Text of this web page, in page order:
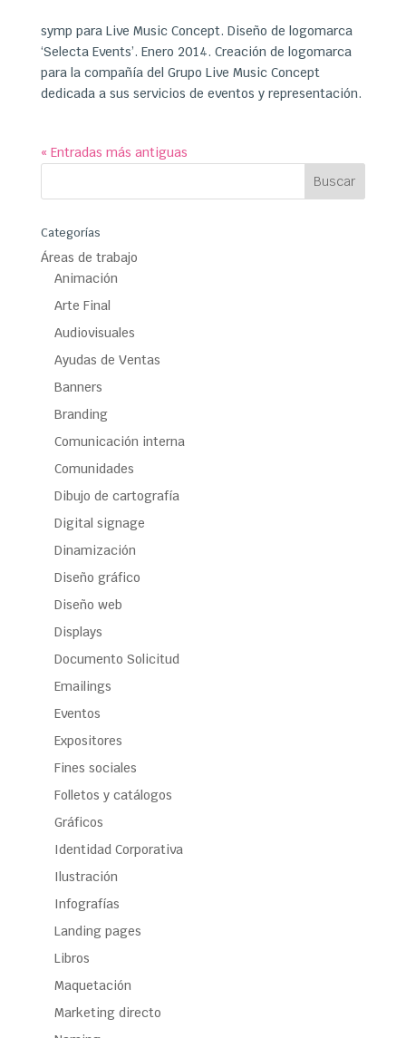
symp para Live Music Concept. Diseño de logomarca
‘Selecta Events’. Enero 2014. Creación de logomarca
para la compañía del Grupo Live Music Concept
dedicada a sus servicios de eventos y representación.
« Entradas más antiguas
Categorías
Áreas de trabajo
Animación
Arte Final
Audiovisuales
Ayudas de Ventas
Banners
Branding
Comunicación interna
Comunidades
Dibujo de cartografía
Digital signage
Dinamización
Diseño gráfico
Diseño web
Displays
Documento Solicitud
Emailings
Eventos
Expositores
Fines sociales
Folletos y catálogos
Gráficos
Identidad Corporativa
Ilustración
Infografías
Landing pages
Libros
Maquetación
Marketing directo